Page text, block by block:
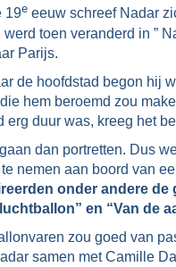
19e eeuw schreef Nadar
toen veranderd in ”
Parijs.
de hoofdstad begon hij
hem beroemd zou
erg duur was, kreeg het
dan portretten. Dus
nemen aan boord van
onder andere
en “Van de
zou goed van
samen met Camille